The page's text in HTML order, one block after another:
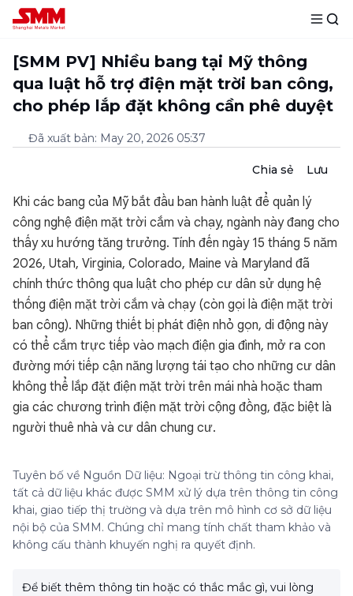
[SMM PV] Nhiều bang tại Mỹ thông
qua luật hỗ trợ điện mặt trời ban công,
cho phép lắp đặt không cần phê duyệt
Đã xuất bản: May 20, 2026 05:37
Chia sẻ Lưu
Khi các bang của Mỹ bắt đầu ban hành luật để quản lý
công nghệ điện mặt trời cắm và chạy, ngành này đang cho
thấy xu hướng tăng trưởng. Tính đến ngày 15 tháng 5 năm
2026, Utah, Virginia, Colorado, Maine và Maryland đã
chính thức thông qua luật cho phép cư dân sử dụng hệ
thống điện mặt trời cắm và chạy (còn gọi là điện mặt trời
ban công). Những thiết bị phát điện nhỏ gọn, di động này
có thể cắm trực tiếp vào mạch điện gia đình, mở ra con
đường mới tiếp cận năng lượng tái tạo cho những cư dân
không thể lắp đặt điện mặt trời trên mái nhà hoặc tham
gia các chương trình điện mặt trời cộng đồng, đặc biệt là
người thuê nhà và cư dân chung cư.
Tuyên bố về Nguồn Dữ liệu: Ngoại trừ thông tin công khai,
tất cả dữ liệu khác được SMM xử lý dựa trên thông tin công
khai, giao tiếp thị trường và dựa trên mô hình cơ sở dữ liệu
nội bộ của SMM. Chúng chỉ mang tính chất tham khảo và
không cấu thành khuyến nghị ra quyết định.
Để biết thêm thông tin hoặc có thắc mắc gì, vui lòng